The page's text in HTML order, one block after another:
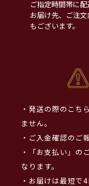
ご指定時間帯に
お届け先、ご注
もございます。
・発送の際のこち
ません。
・ご入金確認のご
・「お支払い」の
なります。
・お届けは最短で4